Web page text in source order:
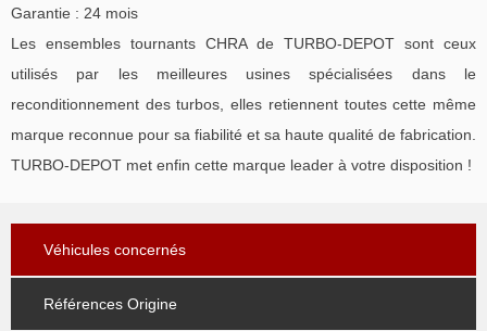
Garantie : 24 mois
Les ensembles tournants CHRA de TURBO-DEPOT sont ceux
utilisés par les meilleures usines spécialisées dans le
reconditionnement des turbos, elles retiennent toutes cette même
marque reconnue pour sa fiabilité et sa haute qualité de fabrication.
TURBO-DEPOT met enfin cette marque leader à votre disposition !
Véhicules concernés
Références Origine